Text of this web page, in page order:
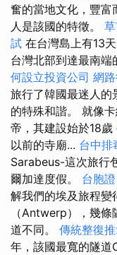
奮的當地文化，豐富
人是該國的特徵。
試 在台灣島上有13
台灣北部到達最南端
何設立投資公司 網
旅行了韓國最迷人的
的特殊和諧。 就像
帝，其建設始於18歲
以前的寺廟... 台中排
Sarabeus-這次旅行
爾加達度假。 台胞
解我們的埃及旅程變
（Antwerp），幾
道不同。 傳統整復
年，該國最寬的隧